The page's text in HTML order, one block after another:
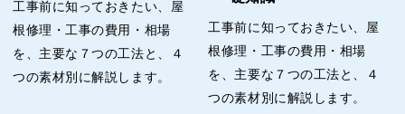
工事前に知っておきたい、屋
根修理・工事の費用・相場
を、主要な７つの工法と、４
つの素材別に解説します。
工事前に知っておきたい、屋
根修理・工事の費用・相場
を、主要な７つの工法と、４
つの素材別に解説します。